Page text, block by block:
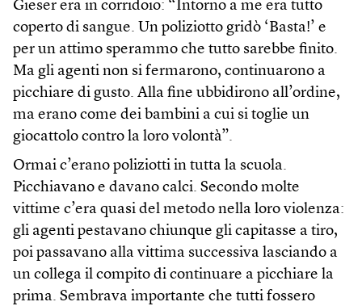
Gieser era in corridoio: “Intorno a me era tutto
coperto di sangue. Un poliziotto gridò ‘Basta!’ e
per un attimo sperammo che tutto sarebbe finito.
Ma gli agenti non si fermarono, continuarono a
picchiare di gusto. Alla fine ubbidirono all’ordine,
ma erano come dei bambini a cui si toglie un
giocattolo contro la loro volontà”.
Ormai c’erano poliziotti in tutta la scuola.
Picchiavano e davano calci. Secondo molte
vittime c’era quasi del metodo nella loro violenza:
gli agenti pestavano chiunque gli capitasse a tiro,
poi passavano alla vittima successiva lasciando a
un collega il compito di continuare a picchiare la
prima. Sembrava importante che tutti fossero